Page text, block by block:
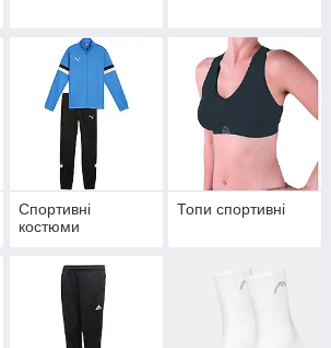
Спортивні
костюми
Топи спортивні